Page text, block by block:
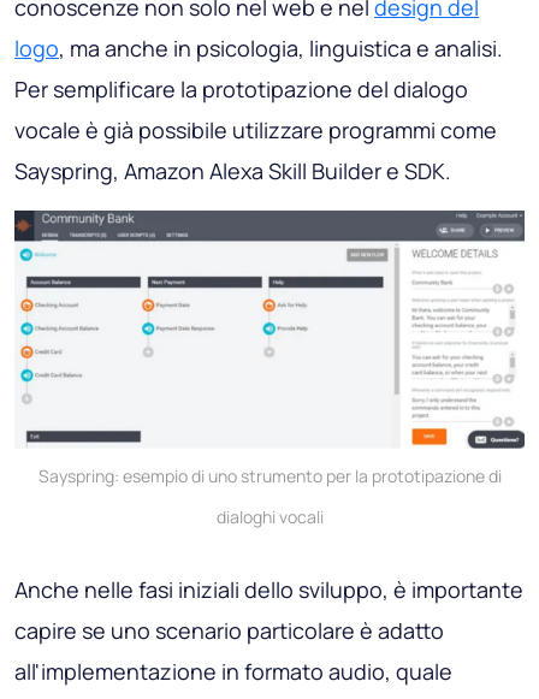
conoscenze non solo nel web e nel design del
logo, ma anche in psicologia, linguistica e analisi.
Per semplificare la prototipazione del dialogo
vocale è già possibile utilizzare programmi come
Sayspring, Amazon Alexa Skill Builder e SDK.
Sayspring: esempio di uno strumento per la prototipazione di
dialoghi vocali
Anche nelle fasi iniziali dello sviluppo, è importante
capire se uno scenario particolare è adatto
all'implementazione in formato audio, quale